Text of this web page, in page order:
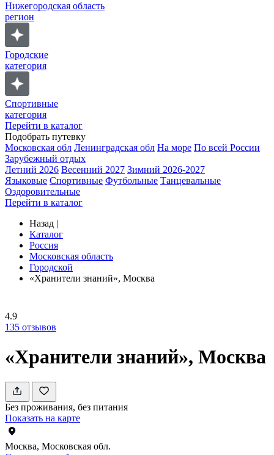
Нижегородская область
регион
Городские
категория
Спортивные
категория
Перейти в каталог
Подобрать путевку
Московская обл Ленинградская обл На море По всей России
Зарубежный отдых
Летний 2026 Весенний 2027 Зимний 2026-2027
Языковые Спортивные Футбольные Танцевальные
Оздоровительные
Перейти в каталог
Назад |
Каталог
Россия
Московская область
Городской
«Хранители знаний», Москва
4.9
135 отзывов
«Хранители знаний», Москва
Без проживания, без питания
Показать на карте
Москва, Московская обл.